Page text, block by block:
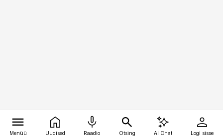
Menüü Uudised Raadio Otsing AI Chat Logi sisse